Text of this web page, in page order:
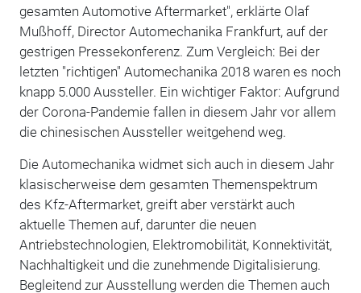
gesamten Automotive Aftermarket", erklärte Olaf
Mußhoff, Director Automechanika Frankfurt, auf der
gestrigen Pressekonferenz. Zum Vergleich: Bei der
letzten "richtigen" Automechanika 2018 waren es noch
knapp 5.000 Aussteller. Ein wichtiger Faktor: Aufgrund
der Corona-Pandemie fallen in diesem Jahr vor allem
die chinesischen Aussteller weitgehend weg.
Die Automechanika widmet sich auch in diesem Jahr
klasischerweise dem gesamten Themenspektrum
des Kfz-Aftermarket, greift aber verstärkt auch
aktuelle Themen auf, darunter die neuen
Antriebstechnologien, Elektromobilität, Konnektivität,
Nachhaltigkeit und die zunehmende Digitalisierung.
Begleitend zur Ausstellung werden die Themen auch